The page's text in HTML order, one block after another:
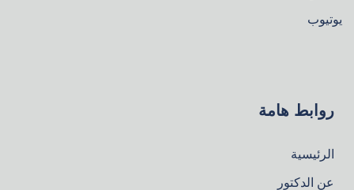
يوتيوب
روابط هامة
الرئيسية
عن الدكتور